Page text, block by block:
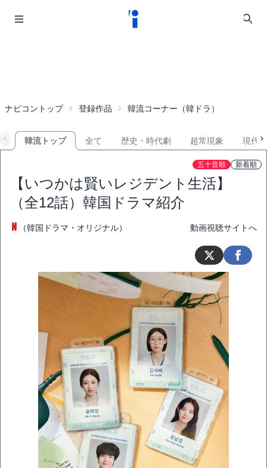
ナビコントップ 登録作品 韓流コーナー（韓ドラ）
韓流トップ 全て 歴史・時代劇 超常現象 現代
五十音順 新着順
【いつかは賢いレジデント生活】
（全12話）韓国ドラマ紹介
（韓国ドラマ・オリジナル） 動画視聴サイトへ